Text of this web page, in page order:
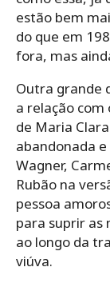
estão bem
do que em
fora, mas
Outra grande
a relação
de Maria
abandonada
Wagner,
Rubão na
pessoa
para suprir as
ao longo da
viúva.